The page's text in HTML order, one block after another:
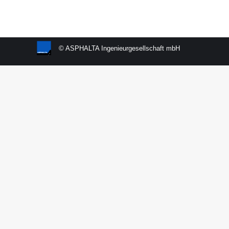
© ASPHALTA Ingenieurgesellschaft mbH